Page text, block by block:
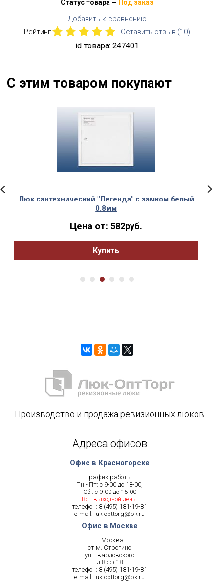
Статус товара — Под заказ
Добавить к сравнению
Рейтинг
Оставить отзыв (10)
id товара: 247401
С этим товаром покупают
Люк сантехнический "Легенда" с замком белый
0.8мм
Цена от: 582руб.
Купить
Производство и продажа ревизионных люков
Адреса офисов
Офис в Красногорске
График работы:
Пн - Пт: с 9-00 до 18-00,
Сб.: с 9-00 до 15-00
Вс.- выходной день.
телефон: 8 (495) 181-19-81
e-mail: luk-opttorg@bk.ru
Офис в Москве
г. Москва
ст.м. Строгино
ул. Твардовского
д.8 оф.18
телефон: 8 (495) 181-19-81
e-mail: luk-opttorg@bk.ru